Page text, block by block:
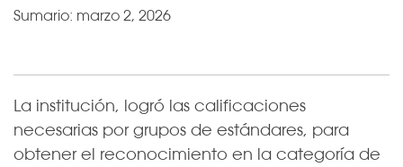
Sumario: marzo 2, 2026
La institución, logró las calificaciones
necesarias por grupos de estándares, para
obtener el reconocimiento en la categoría de